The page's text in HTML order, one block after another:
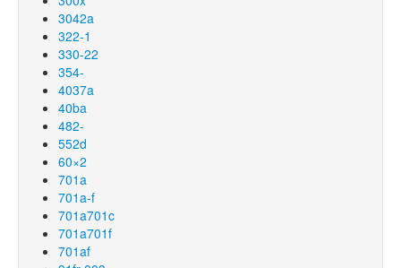
3042a
322-1
330-22
354-
4037a
40ba
482-
552d
60×2
701a
701a-f
701a701c
701a701f
701af